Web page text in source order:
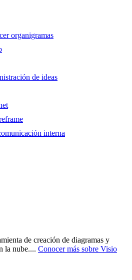
organigramas
de ideas
interna
de creación de diagramas y
la nube.... Conocer más sobre Visio